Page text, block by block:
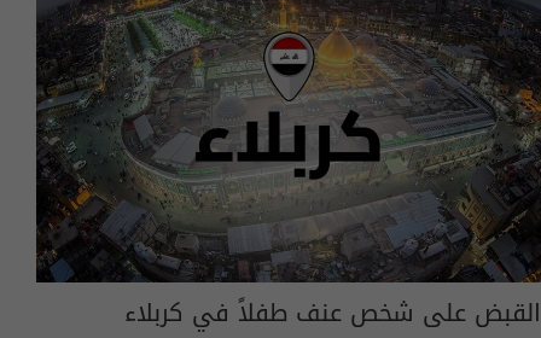
القبض على شخص عنف طفلاً في كربلاء